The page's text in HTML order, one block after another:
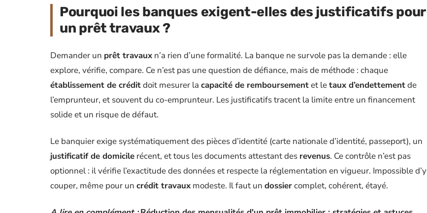
Pourquoi les banques exigent-elles des justificatifs pour
un prêt travaux ?
Demander un prêt travaux n’a rien d’une formalité. La banque ne survole pas la demande : elle
explore, vérifie, compare. Ce n’est pas une question de défiance, mais de méthode : chaque
établissement de créditdoit mesurer la capacité de remboursementet letaux d’endettementde
l’emprunteur, et souvent du co-emprunteur. Les justificatifs tracent la limite entre un financement
solide et un risque de défaut.
Le banquier exige systématiquement des pièces d’identité (carte nationale d’identité, passeport), un
justificatif de domicile récent, et tous les documents attestant des revenus. Ce contrôle n’est pas
optionnel : il vérifie l’exactitude des données et respecte la réglementation en vigueur. Impossible d’y
couper, même pour un crédit travaux modeste. Il faut un dossiercomplet, cohérent, étayé.